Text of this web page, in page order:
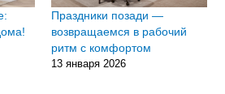
Праздники позади —
возвращаемся в рабочий
ритм с комфортом
13 января 2026